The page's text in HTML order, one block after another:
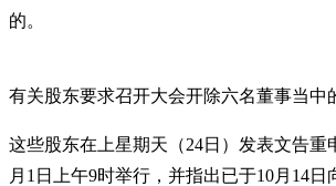
的。
有关股东要求召开大会开除六名董事当中
这些股东在上星期天（24日）发表文告重
月1日上午9时举行，并指出已于10月14